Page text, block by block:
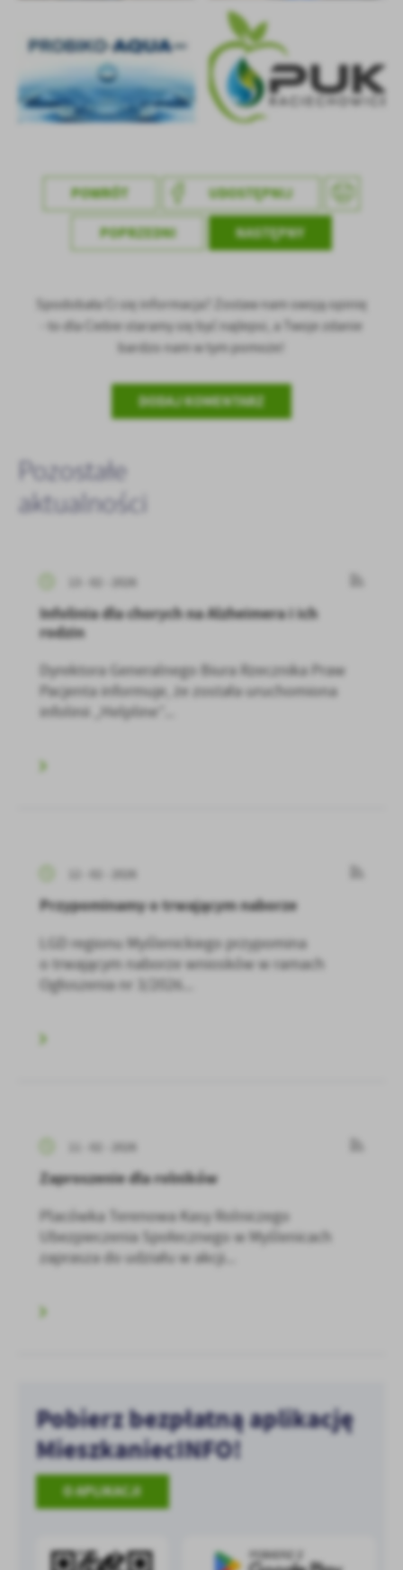
POWRÓT UDOSTĘPNIJ
POPRZEDNI NASTĘPNY
Spodobała Ci się informacja? Zostaw nam swoją opinię
- to dla Ciebie staramy się być najlepsi, a Twoje zdanie
bardzo nam w tym pomoże!
DODAJ KOMENTARZ
Pozostałe
aktualności
13 - 02 - 2026
Infolinia dla chorych na Alzheimera i ich
rodzin
Dyrektora Generalnego Biura Rzecznika Praw
Pacjenta informuje, że została uruchomiona
infolinii „Helpline”...
12 - 02 - 2026
Przypominamy o trwającym naborze
LGD regionu Myślenickiego przypomina
o trwającym naborze wniosków w ramach
Ogłoszenia nr 3/2026...
11 - 02 - 2026
Zaproszenie dla rolników
Placówka Terenowa Kasy Rolniczego
Ubezpieczenia Społecznego w Myślenicach
zaprasza do udziału w akcji...
Pobierz bezpłatną aplikację
MieszkaniecINFO!
O APLIKACJI